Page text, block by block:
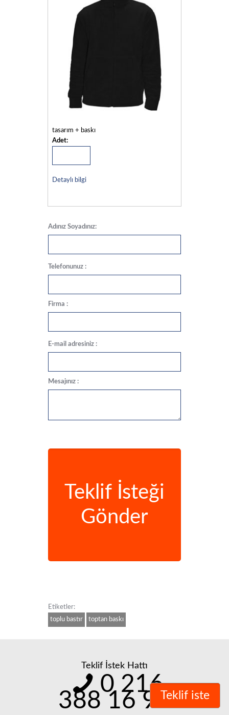
tasarım + baskı
Adet:
Detaylı bilgi
Adınız Soyadınız:
Telefonunuz :
Firma :
E-mail adresiniz :
Mesajınız :
Teklif İsteği
Gönder
Etiketler:
toplu bastır
toptan baskı
Teklif iste
Teklif İstek Hattı
0 216
388 16 98